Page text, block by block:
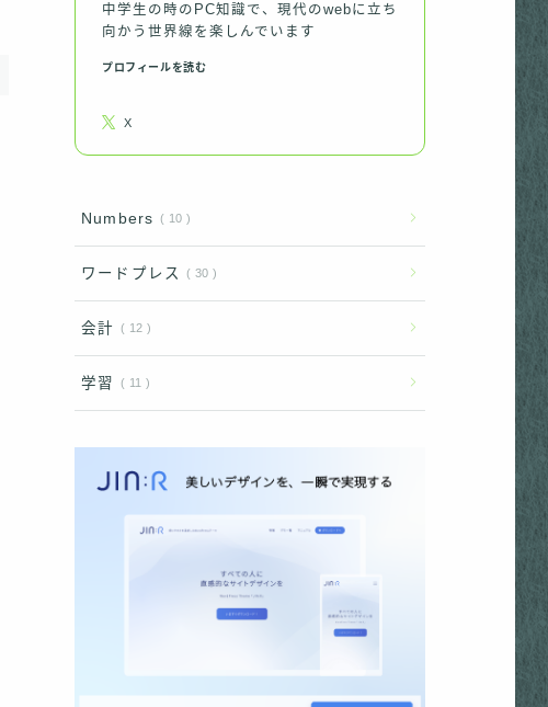
中学生の時のPC知識で、現代のwebに立ち
向かう世界線を楽しんでいます
プロフィールを読む
X
Numbers 10
ワードプレス 30
会計 12
学習 11